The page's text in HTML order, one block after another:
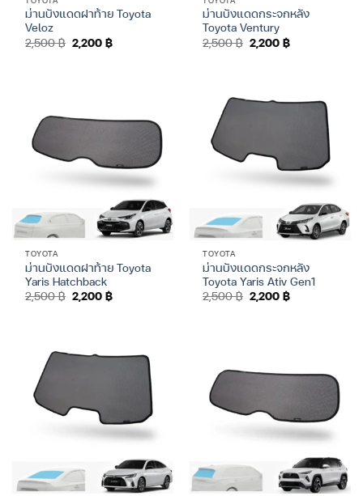
ม่านบังแดดฝาท้าย Toyota
Veloz
2,500฿ Original
price
2,200฿Current
price
ม่านบังแดดกระจกหลัง
Toyota Ventury
2,500฿ Original
price
2,200฿Current
price
TOYOTA
ม่านบังแดดฝาท้าย Toyota
Yaris Hatchback
2,500฿ Original
price
2,200฿Current
TOYOTA
ม่านบังแดดกระจกหลัง
Toyota Yaris Ativ Gen1
2,500฿ Original
price
2,200฿Current